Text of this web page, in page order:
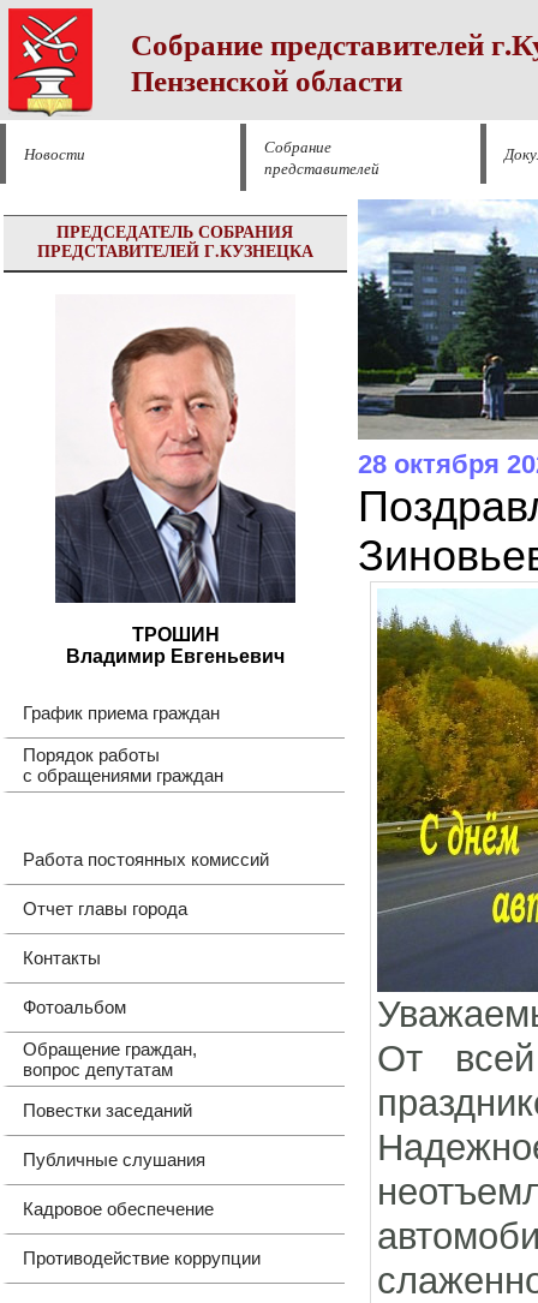
Собрание представителей
Пензенской области
Новости
Собрание
представителей
ПРЕДСЕДАТЕЛЬ СОБРАНИЯ
ПРЕДСТАВИТЕЛЕЙ Г.КУЗНЕЦКА
ТРОШИН
Владимир Евгеньевич
График приема граждан
Порядок работы
с обращениями граждан
Работа постоянных комиссий
Отчет главы города
Контакты
Фотоальбом
Обращение граждан,
вопрос депутатам
Повестки заседаний
Публичные слушания
Кадровое обеспечение
Противодействие коррупции
28 октября
От